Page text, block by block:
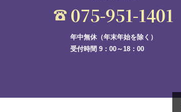
075-951-1401
年中無休（年末年始を除く）
受付時間 9：00～18：00